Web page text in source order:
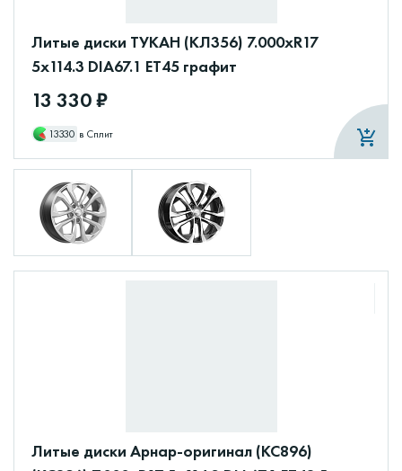
Литые диски ТУКАН (КЛ356) 7.000xR17
5x114.3 DIA67.1 ET45 графит
13 330 ₽
13330 в Сплит
Литые диски Арнар-оригинал (КС896)